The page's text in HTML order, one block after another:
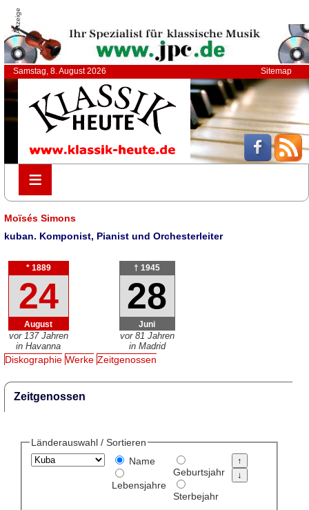
Anzeige
Samstag, 8. August 2026 Sitemap
≡
≡
Moïsés Simons
kuban. Komponist, Pianist und Orchesterleiter
* 1889
24
August
vor 137 Jahren
in Havanna
† 1945
28
Juni
vor 81 Jahren
in Madrid
Diskographie Werke Zeitgenossen
Zeitgenossen
Länderauswahl / Sortieren
Name
Lebensjahre
Geburtsjahr
Sterbejahr